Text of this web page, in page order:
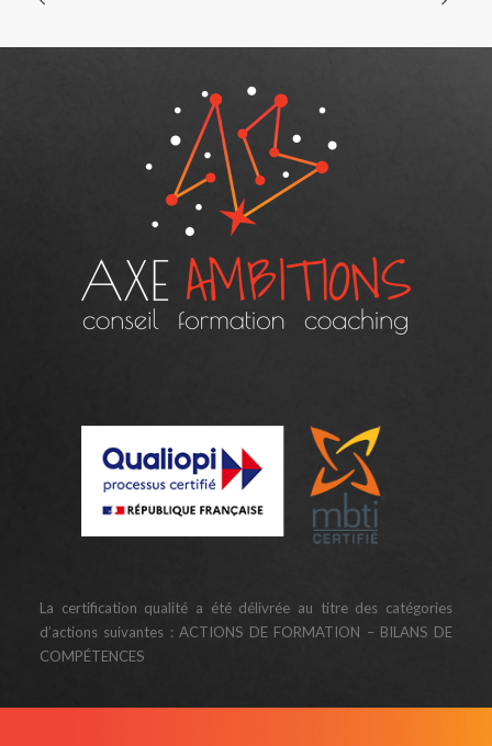
La certification qualité a été délivrée au titre des catégories
d’actions suivantes : ACTIONS DE FORMATION – BILANS DE
COMPÉTENCES